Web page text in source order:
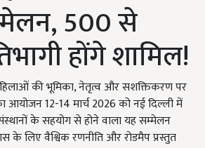
500 से
होंगे शामिल!
की भूमिका, नेतृत्व और सशक्तिकरण पर
आयोजन 12-14 मार्च 2026 को नई दिल्ली में
के सहयोग से होने वाला यह सम्मेलन
के लिए वैश्विक रणनीति और रोडमैप प्रस्तुत